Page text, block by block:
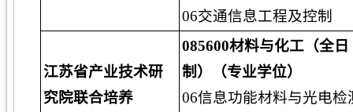
06交通信息工程及控制
江苏省产业技术研
究院联合培养
085600材料与化工（全日
制）（专业学位）
06信息功能材料与光电检